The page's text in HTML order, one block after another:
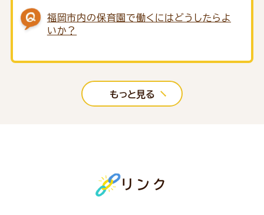
福岡市内の保育園で働くにはどうしたらよ
いか？
もっと見る
リンク